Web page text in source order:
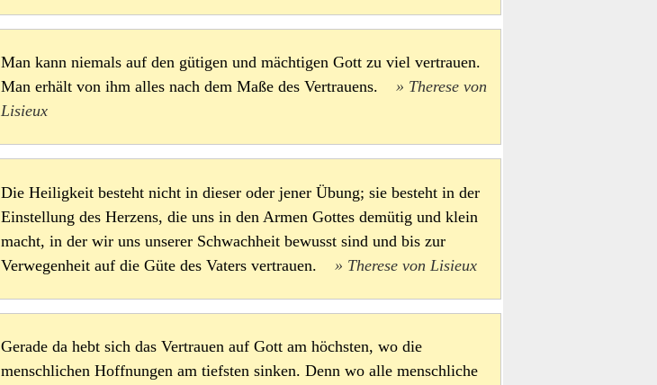
Man kann niemals auf den gütigen und mächtigen Gott zu viel vertrauen.
Man erhält von ihm alles nach dem Maße des Vertrauens.
Therese von
Lisieux
Die Heiligkeit besteht nicht in dieser oder jener Übung; sie besteht in der
Einstellung des Herzens, die uns in den Armen Gottes demütig und klein
macht, in der wir uns unserer Schwachheit bewusst sind und bis zur
Verwegenheit auf die Güte des Vaters vertrauen.
Therese von Lisieux
Gerade da hebt sich das Vertrauen auf Gott am höchsten, wo die
menschlichen Hoffnungen am tiefsten sinken. Denn wo alle menschliche